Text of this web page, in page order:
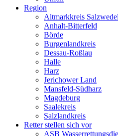
Region
Altmarkkreis Salzwedel
Anhalt-Bitterfeld
Börde
Burgenlandkreis
Dessau-Roßlau
Halle
Harz
Jerichower Land
Mansfeld-Südharz
Magdeburg
Saalekreis
Salzlandkreis
Retter stellen sich vor
ASB